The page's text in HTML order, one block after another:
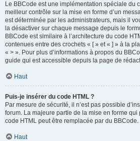
Le BBCode est une implémentation spéciale du
meilleur contrôle sur la mise en forme d’un
est déterminée par les administrateurs, mais il
la désactiver sur chaque message depuis le
BBCode est similaire à l’architecture du code
contenues entre des crochets « [ » et « ] » à la
« > ». Pour plus d’informations à propos du
guide qui est accessible depuis la page de
Haut
Puis-je insérer du code HTML ?
Par mesure de sécurité, il n’est pas possible
forum. La majeure partie de la mise en forme qui
code HTML peut être remplacée par du BBCode.
Haut